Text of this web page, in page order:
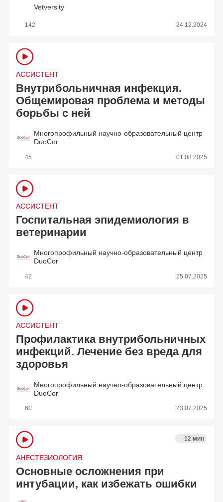
Vetversity
142 24.12.2024
АССИСТЕНТ
Внутрибольничная инфекция.
Общемировая проблема и методы
борьбы с ней
Многопрофильный научно-образовательный центр
DuoCor
45 01.08.2025
АССИСТЕНТ
Госпитальная эпидемиология в
ветеринарии
Многопрофильный научно-образовательный центр
DuoCor
42 25.07.2025
АССИСТЕНТ
Профилактика внутрибольничных
инфекций. Лечение без вреда для
здоровья
Многопрофильный научно-образовательный центр
DuoCor
60 23.07.2025
АНЕСТЕЗИОЛОГИЯ
12 мин
Основные осложнения при
интубации, как избежать ошибки